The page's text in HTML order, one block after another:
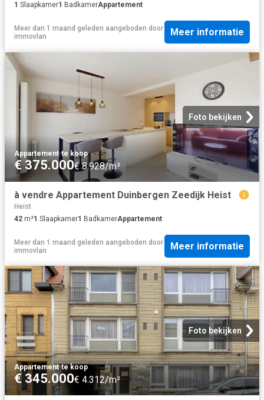
1 Slaapkamer1 BadkamerAppartement
Meer dan 1 maand geleden aangeboden door
immovlan
Meer informatie
Foto bekijken
Appartement·te koop
€ 375.000€ 8.928/m²
à vendre Appartement Duinbergen Zeedijk Heist
Heist
42 m²1 Slaapkamer1 BadkamerAppartement
Meer dan 1 maand geleden aangeboden door
immovlan
Meer informatie
Foto bekijken
Appartement·te koop
€ 345.000€ 4.312/m²